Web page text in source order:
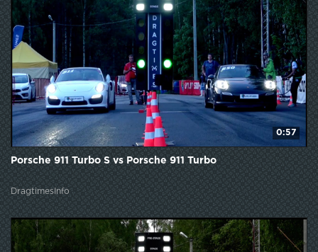
0:57
Porsche 911 Turbo S vs Porsche 911 Turbo
DragtimesInfo